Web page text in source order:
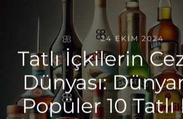
24 EKIM 2024
Tatlı İçkilerin
Dünyası:
Popüler 10